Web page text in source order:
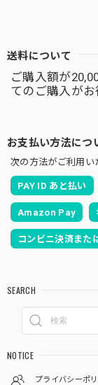
送料について
ご購入額が
てのご購入がお
お支払い方法につ
次の方法がご利用い
PAY ID あと払い
Amazon Pay
コンビニ決済ま
SEARCH
NOTICE
プライバシーポ